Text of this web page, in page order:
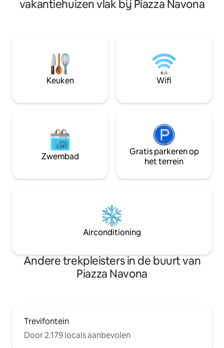
benijdenswaardige patio, perfect voor
kamers, een draadloos geluidssysteem
met meerdere kamers, een stoombad
en een bad . Stap buiten de voordeur om
je munt te gooien en dompel jezelf
stadscentrum.
houden: -
met luxe
bed (180 x 200
matras van 20
comfort -
vakantiehuizen vlak bij Piazza Navona
Keuken Wifi
Zwembad
Gratis parkeren op
het terrein
Airconditioning
Andere trekpleisters in de buurt van
Piazza Navona
Trevifontein
Door 2.179 locals aanbevolen